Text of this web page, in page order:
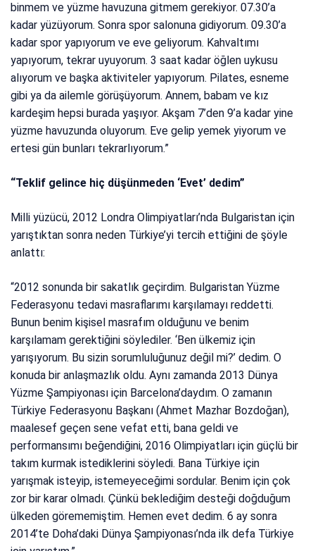
binmem ve yüzme havuzuna gitmem gerekiyor. 07.30’a
kadar yüzüyorum. Sonra spor salonuna gidiyorum. 09.30’a
kadar spor yapıyorum ve eve geliyorum. Kahvaltımı
yapıyorum, tekrar uyuyorum. 3 saat kadar öğlen uykusu
alıyorum ve başka aktiviteler yapıyorum. Pilates, esneme
gibi ya da ailemle görüşüyorum. Annem, babam ve kız
kardeşim hepsi burada yaşıyor. Akşam 7’den 9’a kadar yine
yüzme havuzunda oluyorum. Eve gelip yemek yiyorum ve
ertesi gün bunları tekrarlıyorum.”
“Teklif gelince hiç düşünmeden ‘Evet’ dedim”
Milli yüzücü, 2012 Londra Olimpiyatları’nda Bulgaristan için
yarıştıktan sonra neden Türkiye’yi tercih ettiğini de şöyle
anlattı:
“2012 sonunda bir sakatlık geçirdim. Bulgaristan Yüzme
Federasyonu tedavi masraflarımı karşılamayı reddetti.
Bunun benim kişisel masrafım olduğunu ve benim
karşılamam gerektiğini söylediler. ‘Ben ülkemiz için
yarışıyorum. Bu sizin sorumluluğunuz değil mi?’ dedim. O
konuda bir anlaşmazlık oldu. Aynı zamanda 2013 Dünya
Yüzme Şampiyonası için Barcelona’daydım. O zamanın
Türkiye Federasyonu Başkanı (Ahmet Mazhar Bozdoğan),
maalesef geçen sene vefat etti, bana geldi ve
performansımı beğendiğini, 2016 Olimpiyatları için güçlü bir
takım kurmak istediklerini söyledi. Bana Türkiye için
yarışmak isteyip, istemeyeceğimi sordular. Benim için çok
zor bir karar olmadı. Çünkü beklediğim desteği doğduğum
ülkeden görememiştim. Hemen evet dedim. 6 ay sonra
2014’te Doha’daki Dünya Şampiyonası’nda ilk defa Türkiye